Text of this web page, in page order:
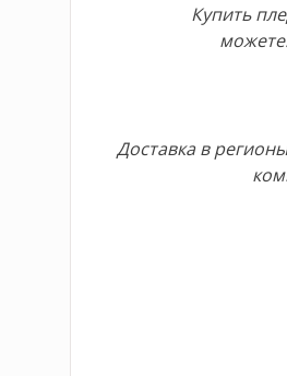
Купить
Доставка в